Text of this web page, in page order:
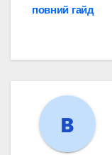
повний гайд